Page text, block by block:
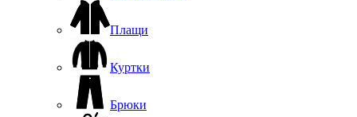
Плащи
Куртки
Брюки